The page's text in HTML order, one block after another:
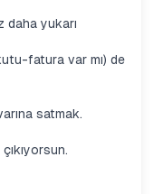
daha yukarı
fatura var mı) de
satmak.